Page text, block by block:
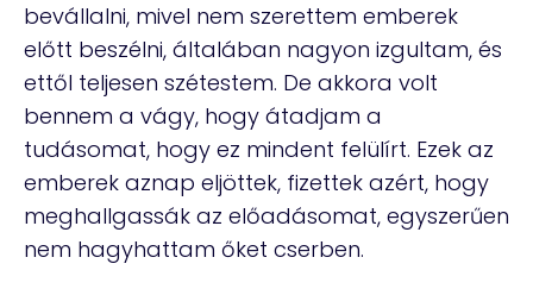
bevállalni, mivel nem szerettem emberek
előtt beszélni, általában nagyon izgultam, és
ettől teljesen szétestem. De akkora volt
bennem a vágy, hogy átadjam a
tudásomat, hogy ez mindent felülírt. Ezek az
emberek aznap eljöttek, fizettek azért, hogy
meghallgassák az előadásomat, egyszerűen
nem hagyhattam őket cserben.